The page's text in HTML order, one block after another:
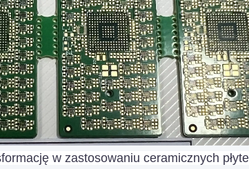
w zastosowaniu ceramicznych